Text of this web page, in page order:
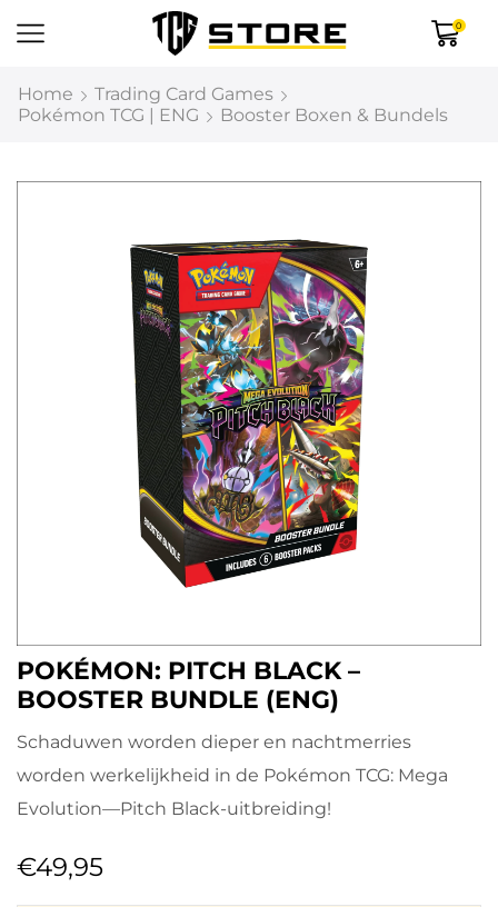
0
Home
Trading Card Games
Pokémon TCG | ENG
Booster Boxen & Bundels
POKÉMON: PITCH BLACK –
BOOSTER BUNDLE (ENG)
Schaduwen worden dieper en nachtmerries
worden werkelijkheid in de Pokémon TCG: Mega
Evolution—Pitch Black-uitbreiding!
€49,95